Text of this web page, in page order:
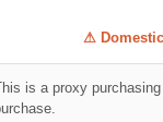
⚠
is a proxy